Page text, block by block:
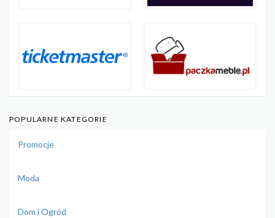
POPULARNE KATEGORIE
Promocje
Moda
Dom i Ogród